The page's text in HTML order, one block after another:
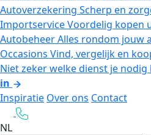
Autoverzekering Scherp en
ImportserviceVoordelig kopen
AutobeheerAlles rondom jouw
Occasions Vind, vergelijk en
Niet zeker welke dienst je nodig
in
Inspiratie Over ons Contact
NL